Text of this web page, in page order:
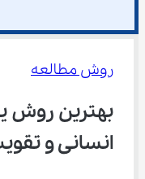
روش مطالعه
بهترین روش
انسانی و